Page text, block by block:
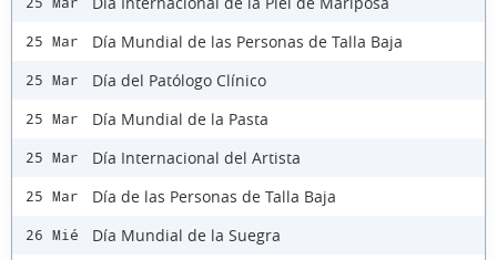
25 Mar Día Mundial de las Personas de Talla Baja
25 Mar Día del Patólogo Clínico
25 Mar Día Mundial de la Pasta
25 Mar Día Internacional del Artista
25 Mar Día de las Personas de Talla Baja
26 Mié Día Mundial de la Suegra